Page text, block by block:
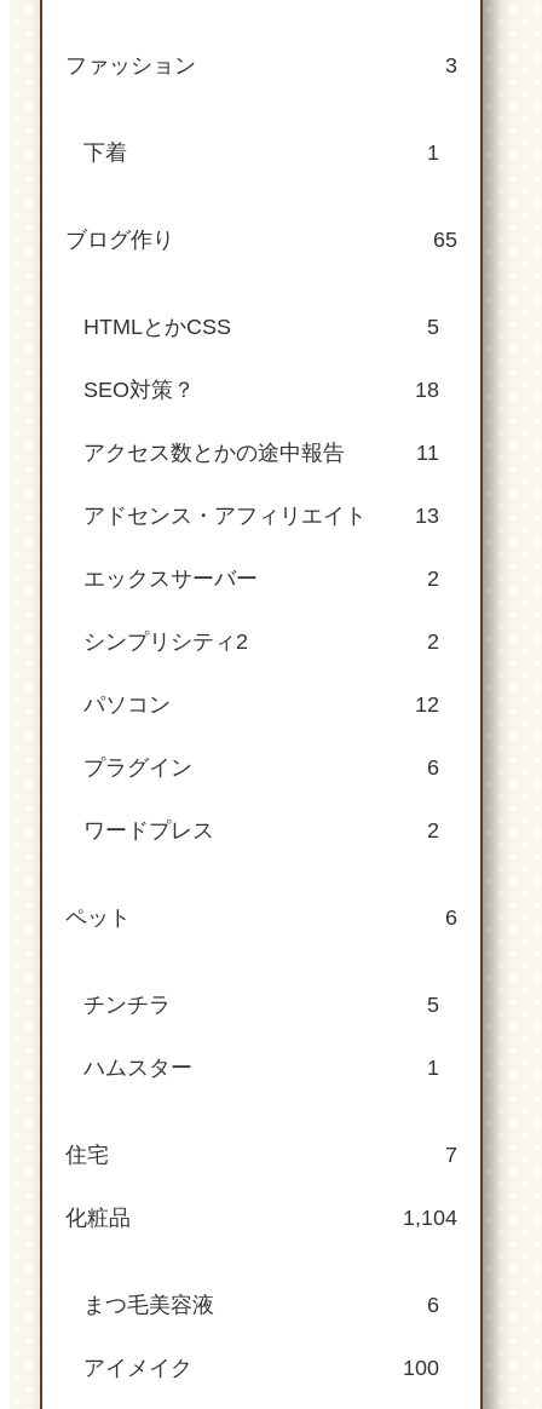
ファッション 3
下着 1
ブログ作り 65
HTMLとかCSS 5
SEO対策？ 18
アクセス数とかの途中報告 11
アドセンス・アフィリエイト 13
エックスサーバー 2
シンプリシティ2 2
パソコン 12
プラグイン 6
ワードプレス 2
ペット 6
チンチラ 5
ハムスター 1
住宅 7
化粧品 1,104
まつ毛美容液 6
アイメイク 100